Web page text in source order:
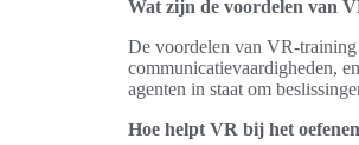
Wat zijn de voordelen van
De voordelen van VR-training
communicatievaardigheden,
agenten in staat om
Hoe helpt VR bij het